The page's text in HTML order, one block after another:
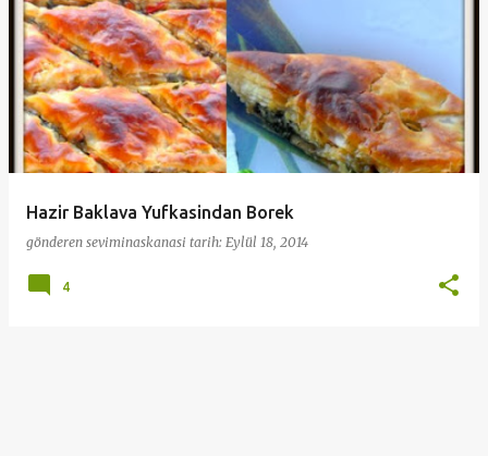
Hazir Baklava Yufkasindan Borek
gönderen seviminaskanasi tarih: Eylül 18, 2014
4